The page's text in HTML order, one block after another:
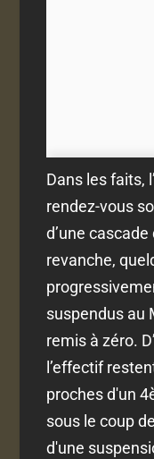
Dans les faits,
rendez-vous
d’une
revanche,
suspendus au
remis à zéro.
l’effectif
proches d'un
sous le coup
d'une